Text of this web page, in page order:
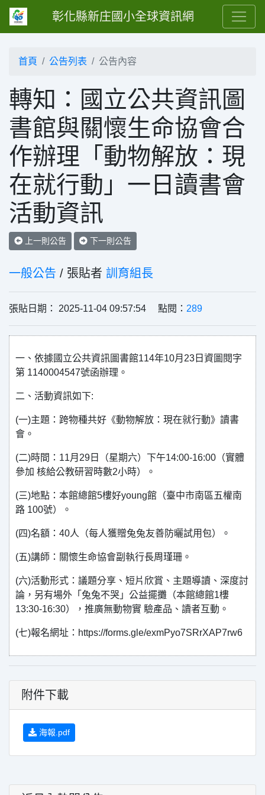
彰化縣新庄國小全球資訊網
首頁 公告列表 公告內容
轉知：國立公共資訊圖
書館與關懷生命協會合
作辦理「動物解放：現
在就行動」一日讀書會
活動資訊
上一則公告 下一則公告
一般公告 / 張貼者 訓育組長
張貼日期： 2025-11-04 09:57:54 點閱： 289
一、依據國立公共資訊圖書館114年10月23日資圖閱字
第 1140004547號函辦理。
二、活動資訊如下:
(一)主題：跨物種共好《動物解放：現在就行動》讀書
會。
(二)時間：11月29日（星期六）下午14:00-16:00（實體
參加 核給公教研習時數2小時）。
(三)地點：本館總館5樓好young館（臺中市南區五權南
路 100號）。
(四)名額：40人（每人獲贈兔兔友善防曬試用包）。
(五)講師：關懷生命協會副執行長周瑾珊。
(六)活動形式：議題分享、短片欣賞、主題導讀、深度討
論，另有場外「兔兔不哭」公益擺攤（本館總館1樓
13:30-16:30），推廣無動物實 驗產品、讀者互動。
(七)報名網址：https://forms.gle/exmPyo7SRrXAP7rw6
附件下載
海報.pdf